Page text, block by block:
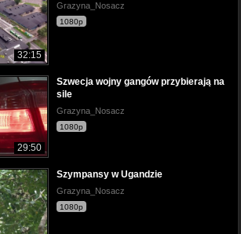
32:15
Grazyna_Nosacz
1080p
29:50
Szwecja wojny gangów przybierają na
sile
Grazyna_Nosacz
1080p
Szympansy w Ugandzie
Grazyna_Nosacz
1080p